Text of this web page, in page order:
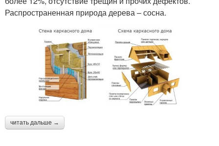
Распространенная природа дерева – сосна.
читать дальше →